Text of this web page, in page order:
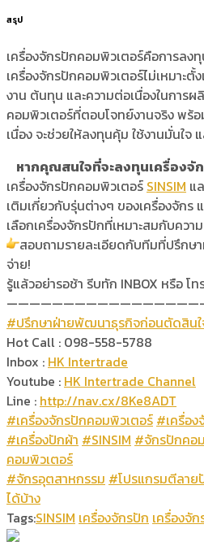
สรุป
เครื่องจักรปักคอมพิวเตอร์คือการลงทุ
เครื่องจักรปักคอมพิวเตอร์ไม่เหมาะ
งาน ต้นทุน และความต่อเนื่องในการผ
คอมพิวเตอร์ที่ตอบโจทย์งานจริง พ
เนื่อง จะช่วยให้ลงทุนคุ้ม ใช้งานมั่นใจ แ
หากคุณสนใจที่จะลงทุนเครื่องจั
เครื่องจักรปักคอมพิวเตอร์ SINSIM แ
เติมเกี่ยวกับรุ่นต่างๆ ของเครื่องจักร
เลือกเครื่องจักรปักที่เหมาะสมกับคว
สอบถามรายละเอียดกับทีมที่ปรึกษ
จ่าย!
รู้แล้วอย่ารอช้า รีบทัก INBOX หรือ โท
#ปรึกษาฝ่ายพัฒนาธุรกิจก่อนตัดสิน
Hot Call : 098-558-5788
Inbox : HK Intertrade
Youtube : HK Intertrade Channel
Line : http://nav.cx/8Ke8ADT
#เครื่องจักรปักคอมพิวเตอร์ #เครื่อง
#เครื่องปักผ้า #SINSIM #จักรปักคอ
คอมพิวเตอร์
#จักรอุตสาหกรรม #โปรแกรมตีลาย
ได้บ้าง
Tags:SINSIM เครื่องจักรปัก เครื่องจั